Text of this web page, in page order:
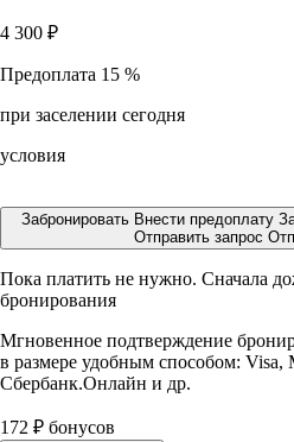
4 300 ₽
Предоплата 15 %
при заселении сегодня
условия
Забронировать Внести предоплату
Отправить запрос
Пока платить не нужно. Сначала
бронирования
Мгновенное подтверждение
в размере удобным способом: Visa,
Сбербанк.Онлайн и др.
172 ₽ бонусов